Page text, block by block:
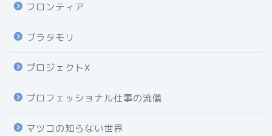
フロンティア
ブラタモリ
プロジェクトX
プロフェッショナル仕事の流儀
マツコの知らない世界